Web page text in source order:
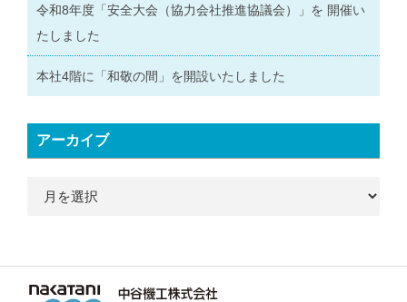
令和8年度「安全大会（協力会社推進協議会）」を 開催い
たしました
本社4階に「和敬の間」を開設いたしました
アーカイブ